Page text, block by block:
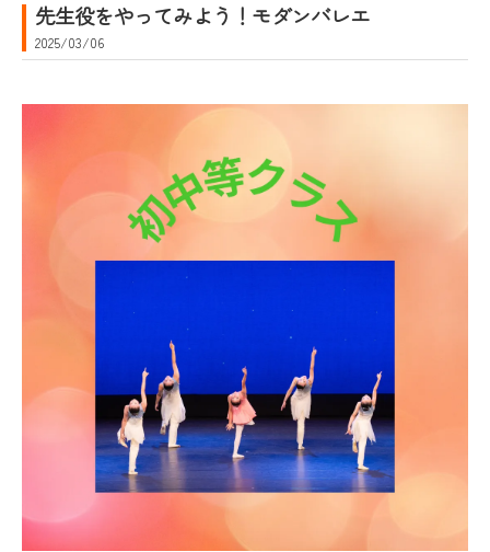
先生役をやってみよう！モダンバレエ
2025/03/06